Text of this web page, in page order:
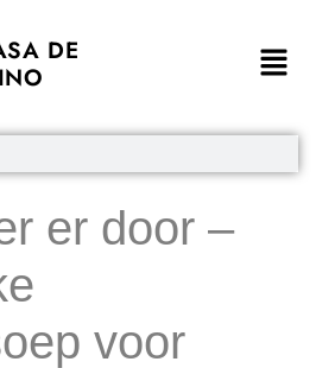
DE
er door –
voor